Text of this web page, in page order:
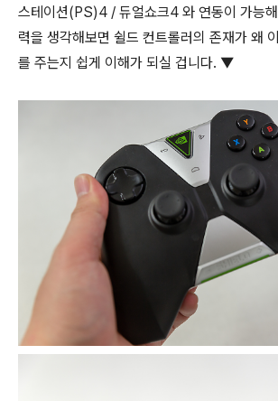
스테이션(PS)4 / 듀얼쇼크4 와 연동이 가능
력을 생각해보면 쉴드 컨트롤러의 존재가 왜
를 주는지 쉽게 이해가 되실 겁니다. ▼